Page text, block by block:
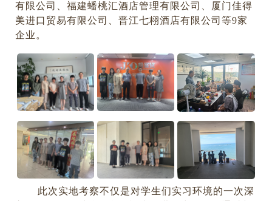
有限公司、福建蟠桃汇酒店管理有限公司、厦门佳得
美进口贸易有限公司、晋江七栩酒店有限公司等9家
企业。
此次实地考察不仅是对学生们实习环境的一次深